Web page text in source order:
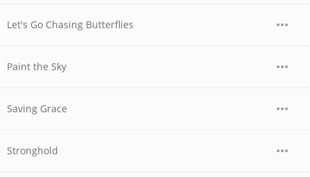
Let's Go Chasing Butterflies
Paint the Sky
Saving Grace
Stronghold